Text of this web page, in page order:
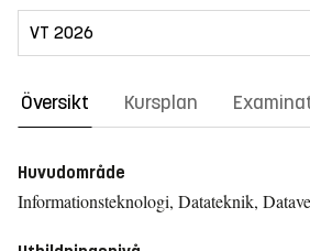
Översikt Kursplan
Huvudområde
Informationsteknologi, Datateknik,